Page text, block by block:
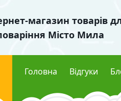
магазин товарів
Місто Мила
Головна Відгуки